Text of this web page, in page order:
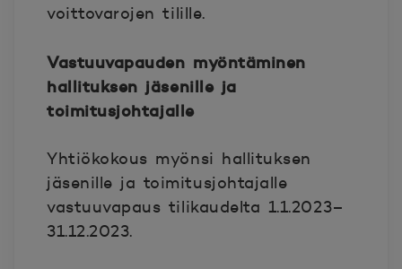
voittovarojen tilille.
Vastuuvapauden myöntäminen
hallituksen jäsenille ja
toimitusjohtajalle
Yhtiökokous myönsi hallituksen
jäsenille ja toimitusjohtajalle
vastuuvapaus tilikaudelta 1.1.2023–
31.12.2023.